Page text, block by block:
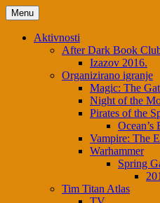
Skip
to
content
Menu
Aktivnosti
After Dark Book
Izazov 2016.
Organizirano igranje
Magic: The
Night of the
Pirates of the
Ocean’s
Vampire: The
Warhammer
Spring
Tim Titan Atlas